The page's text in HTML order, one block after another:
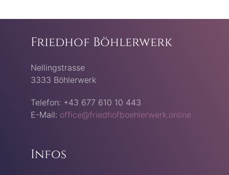
Friedhof Böhlerwerk
Nellingstrasse
3333 Böhlerwerk
Telefon: +43 677 610 10 443
E-Mail: office@friedhofboehlerwerk.online
Infos